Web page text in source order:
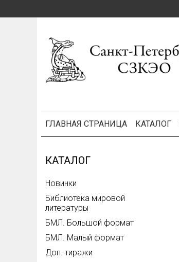
ГЛАВНАЯ СТРАНИЦА КАТАЛОГ
КАТАЛОГ
Новинки
Библиотека мировой
литературы
БМЛ. Большой формат
БМЛ. Малый формат
Доп. тиражи